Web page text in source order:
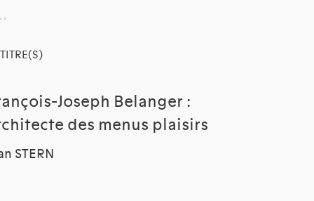
TITRE(S)
Joseph Belanger :
des menus plaisirs
STERN